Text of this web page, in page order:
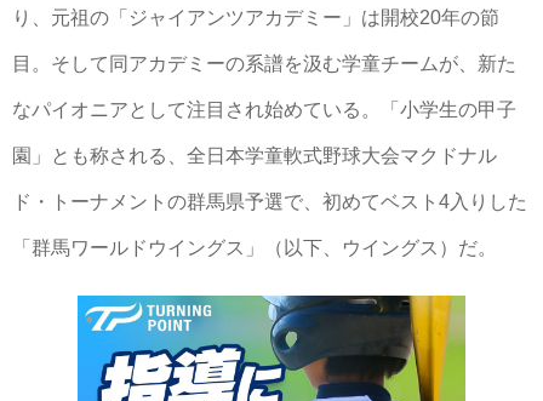
り、元祖の「ジャイアンツアカデミー」は開校20年の節
目。そして同アカデミーの系譜を汲む学童チームが、新た
なパイオニアとして注目され始めている。「小学生の甲子
園」とも称される、全日本学童軟式野球大会マクドナル
ド・トーナメントの群馬県予選で、初めてベスト4入りした
「群馬ワールドウイングス」（以下、ウイングス）だ。